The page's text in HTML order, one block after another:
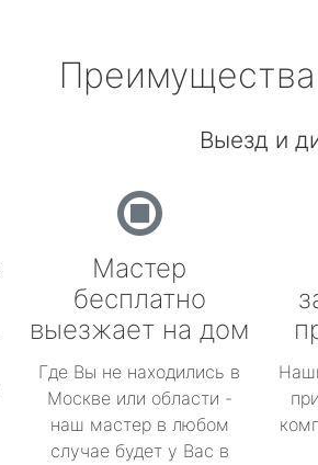
Выезд и
Мастер
бесплатно
выезжает на дом
Где Вы не находились в
Москве или области -
наш мастер в любом
случае будет у Вас в